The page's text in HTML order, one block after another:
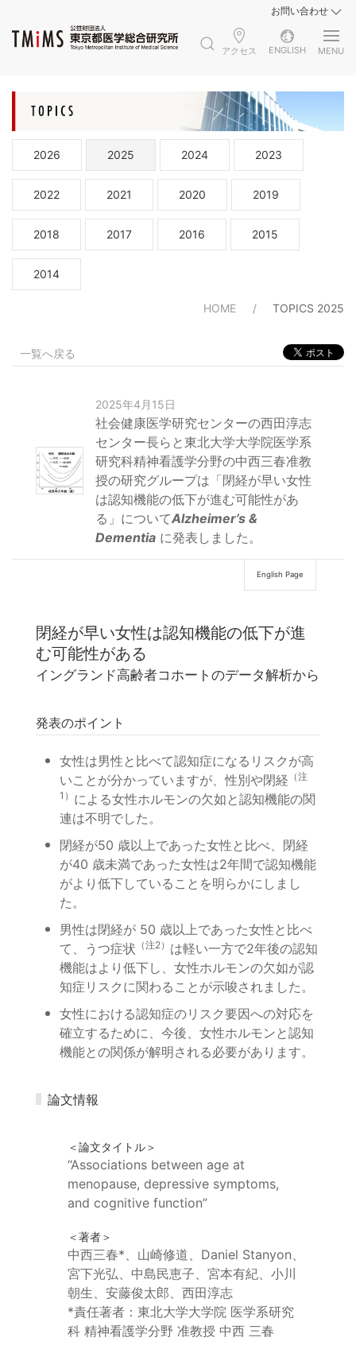
お問い合わせ
アクセス ENGLISH MENU
2026 2025 2024 2023
2022 2021 2020 2019
2018 2017 2016 2015
2014
HOME TOPICS 2025
一覧へ戻る
2025年4月15日
社会健康医学研究センターの西田淳志
センター長らと東北大学大学院医学系
研究科精神看護学分野の中西三春准教
授の研究グループは「閉経が早い女性
は認知機能の低下が進む可能性があ
る」についてAlzheimer’s &
Dementiaに発表しました。
English Page
閉経が早い女性は認知機能の低下が進
む可能性がある
イングランド高齢者コホートのデータ解析から
発表のポイント
女性は男性と比べて認知症になるリスクが高
いことが分かっていますが、性別や閉経 （注
1） による女性ホルモンの欠如と認知機能の関
連は不明でした。
閉経が50 歳以上であった女性と比べ、閉経
が40 歳未満であった女性は2年間で認知機能
がより低下していることを明らかにしまし
た。
男性は閉経が 50 歳以上であった女性と比べ
て、うつ症状 （注2） は軽い一方で2年後の認知
機能はより低下し、女性ホルモンの欠如が認
知症リスクに関わることが示唆されました。
女性における認知症のリスク要因への対応を
確立するために、今後、女性ホルモンと認知
機能との関係が解明される必要があります。
論文情報
＜論文タイトル＞
“Associations between age at
menopause, depressive symptoms,
and cognitive function”
＜著者＞
中西三春*、山崎修道、Daniel Stanyon、
宮下光弘、中島民恵子、宮本有紀、小川
朝生、安藤俊太郎、西田淳志
*責任著者：東北大学大学院 医学系研究
科 精神看護学分野 准教授 中西 三春